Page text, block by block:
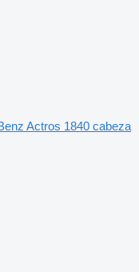
Actros 1840 cabeza